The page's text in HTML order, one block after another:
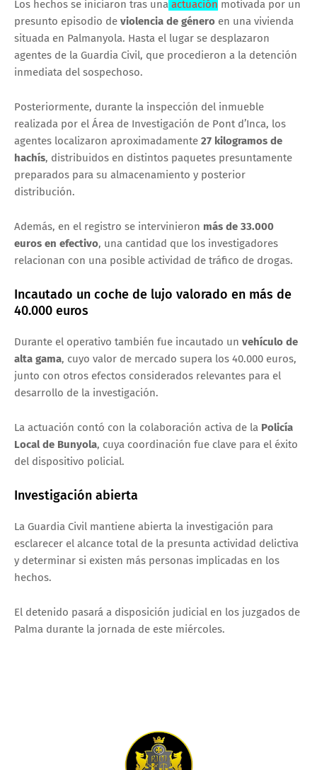
Los hechos se iniciaron tras una actuación motivada por un
presunto episodio de violencia de género en una vivienda
situada en Palmanyola. Hasta el lugar se desplazaron
agentes de la Guardia Civil, que procedieron a la detención
inmediata del sospechoso.
Posteriormente, durante la inspección del inmueble
realizada por el Área de Investigación de Pont d’Inca, los
agentes localizaron aproximadamente 27 kilogramos de
hachís, distribuidos en distintos paquetes presuntamente
preparados para su almacenamiento y posterior
distribución.
Además, en el registro se intervinieron más de 33.000
euros en efectivo, una cantidad que los investigadores
relacionan con una posible actividad de tráfico de drogas.
Incautado un coche de lujo valorado en más de
40.000 euros
Durante el operativo también fue incautado un vehículo de
alta gama, cuyo valor de mercado supera los 40.000 euros,
junto con otros efectos considerados relevantes para el
desarrollo de la investigación.
La actuación contó con la colaboración activa de la Policía
Local de Bunyola, cuya coordinación fue clave para el éxito
del dispositivo policial.
Investigación abierta
La Guardia Civil mantiene abierta la investigación para
esclarecer el alcance total de la presunta actividad delictiva
y determinar si existen más personas implicadas en los
hechos.
El detenido pasará a disposición judicial en los juzgados de
Palma durante la jornada de este miércoles.